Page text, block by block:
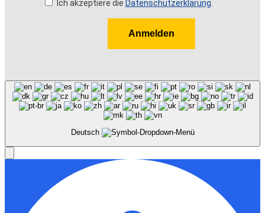
Ich akzeptiere die Datenschutzerklärung
Anmelden
Deutsch